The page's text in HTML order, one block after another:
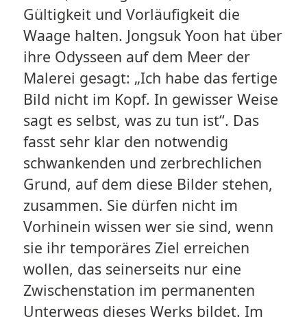
Gültigkeit und Vorläufigkeit die
Waage halten. Jongsuk Yoon hat über
ihre Odysseen auf dem Meer der
Malerei gesagt: „Ich habe das fertige
Bild nicht im Kopf. In gewisser Weise
sagt es selbst, was zu tun ist“. Das
fasst sehr klar den notwendig
schwankenden und zerbrechlichen
Grund, auf dem diese Bilder stehen,
zusammen. Sie dürfen nicht im
Vorhinein wissen wer sie sind, wenn
sie ihr temporäres Ziel erreichen
wollen, das seinerseits nur eine
Zwischenstation im permanenten
Unterwegs dieses Werks bildet. Im